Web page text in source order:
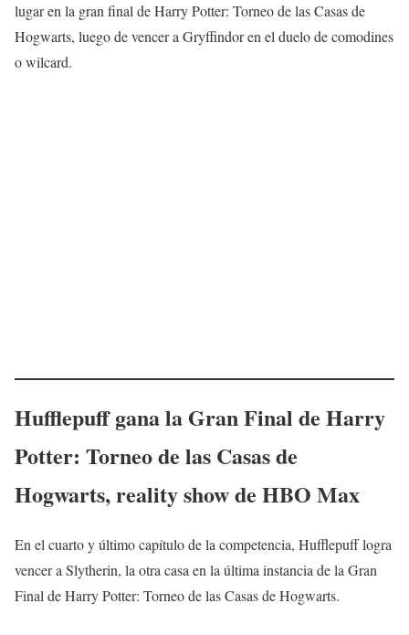
lugar en la gran final de Harry Potter: Torneo de las Casas de
Hogwarts, luego de vencer a Gryffindor en el duelo de comodines
o wilcard.
Hufflepuff gana la Gran Final de Harry
Potter: Torneo de las Casas de
Hogwarts, reality show de HBO Max
En el cuarto y último capítulo de la competencia, Hufflepuff logra
vencer a Slytherin, la otra casa en la última instancia de la Gran
Final de Harry Potter: Torneo de las Casas de Hogwarts.